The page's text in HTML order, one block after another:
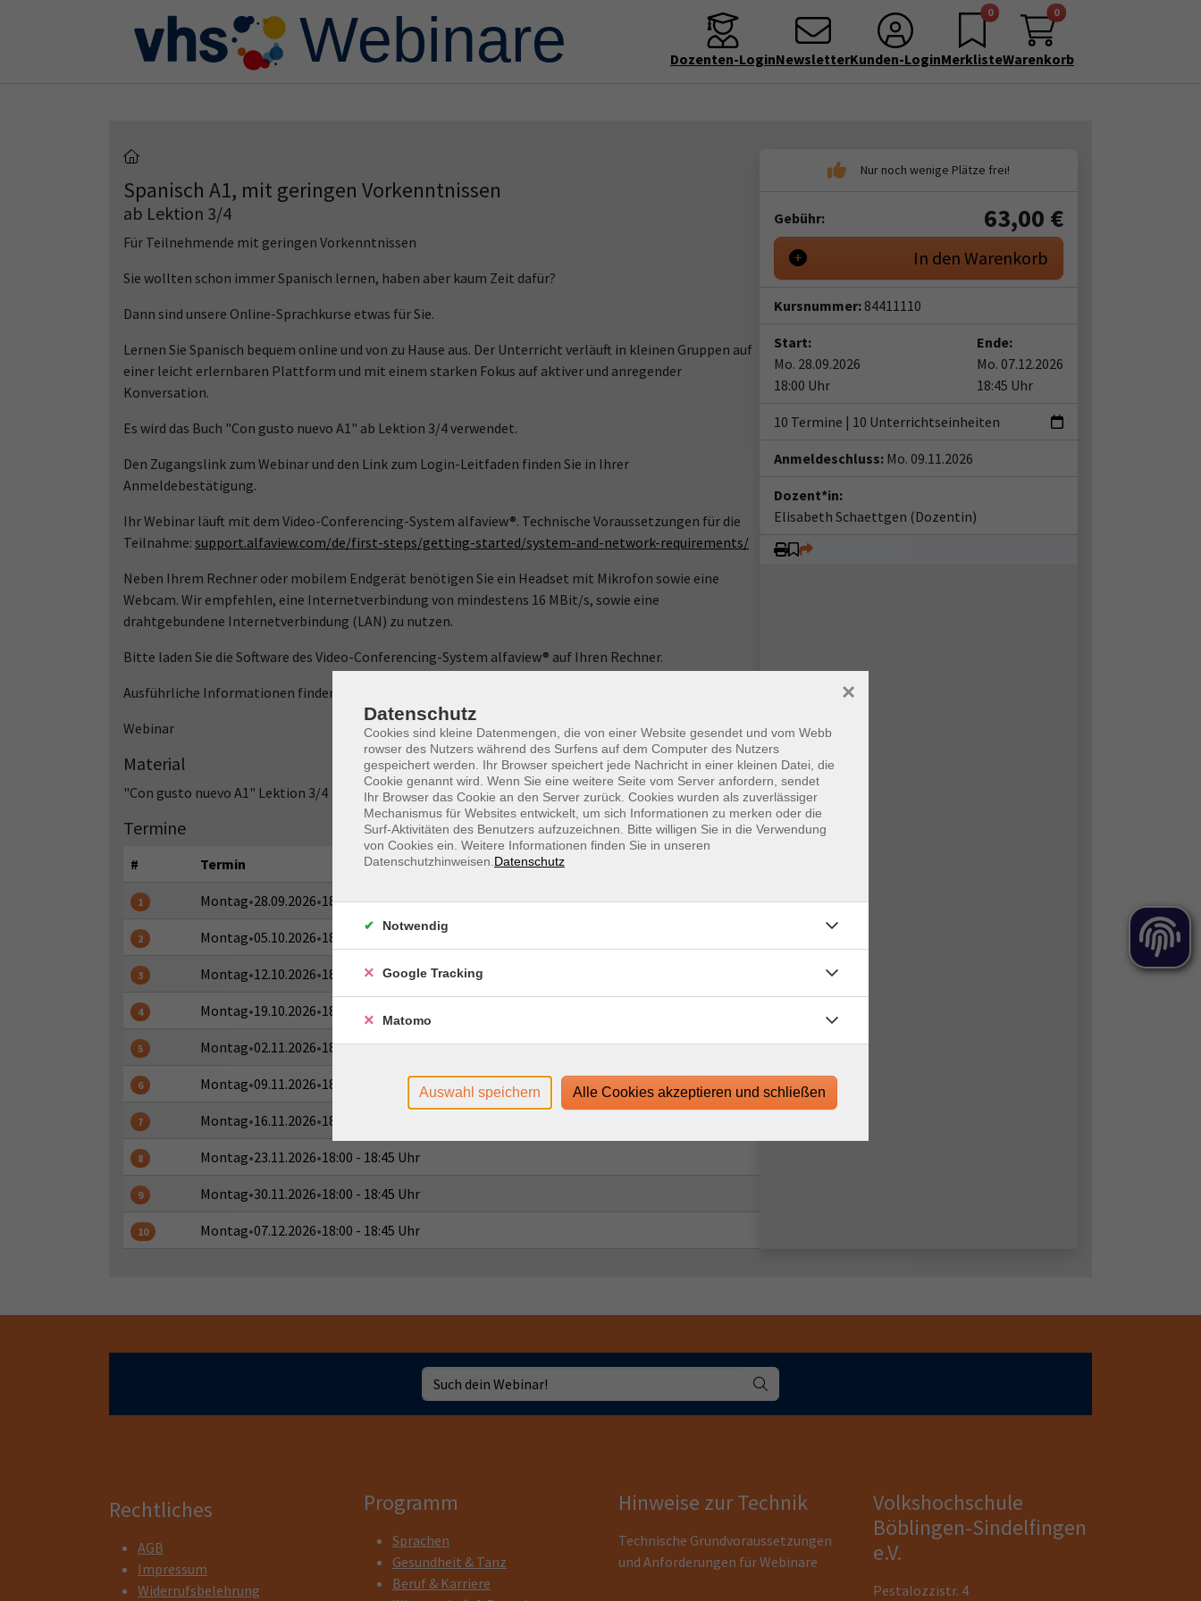
Dozenten-LoginNewsletterKunden-Login
0
Merkliste
0
Warenkorb
Spanisch A1, mit geringen Vorkenntnissen
ab Lektion 3/4
Für Teilnehmende mit geringen Vorkenntnissen
Sie wollten schon immer Spanisch lernen, haben aber kaum Zeit dafür?
Dann sind unsere Online-Sprachkurse etwas für Sie.
Lernen Sie Spanisch bequem online und von zu Hause aus. Der Unterricht verläuft in kleinen Gruppen auf
einer leicht erlernbaren Plattform und mit einem starken Fokus auf aktiver und anregender
Konversation.
Es wird das Buch "Con gusto nuevo A1" ab Lektion 3/4 verwendet.
Den Zugangslink zum Webinar und den Link zum Login-Leitfaden finden Sie in Ihrer
Anmeldebestätigung.
Ihr Webinar läuft mit dem Video-Conferencing-System alfaview®. Technische Voraussetzungen für die
Teilnahme: support.alfaview.com/de/first-steps/getting-started/system-and-network-requirements/
Neben Ihrem Rechner oder mobilem Endgerät benötigen Sie ein Headset mit Mikrofon sowie eine
Webcam. Wir empfehlen, eine Internetverbindung von mindestens 16 MBit/s, sowie eine
drahtgebundene Internetverbindung (LAN) zu nutzen.
Bitte laden Sie die Software des Video-Conferencing-System alfaview® auf Ihren Rechner.
Ausführliche Informationen finden Sie auf www.webinare-vhs.de unten unter „Hinweise zur Technik“.
Webinar
Material
"Con gusto nuevo A1" Lektion 3/4
Termine
# Termin
1 Montag•28.09.2026•18:00 - 18:45 Uhr
2 Montag•05.10.2026•18:00 - 18:45 Uhr
3 Montag•12.10.2026•18:00 - 18:45 Uhr
4 Montag•19.10.2026•18:00 - 18:45 Uhr
5 Montag•02.11.2026•18:00 - 18:45 Uhr
6 Montag•09.11.2026•18:00 - 18:45 Uhr
7 Montag•16.11.2026•18:00 - 18:45 Uhr
8 Montag•23.11.2026•18:00 - 18:45 Uhr
9 Montag•30.11.2026•18:00 - 18:45 Uhr
10 Montag•07.12.2026•18:00 - 18:45 Uhr
Gebühr: 63,00 €
In den Warenkorb
Kursnummer: 84411110
Start:
Mo. 28.09.2026
18:00 Uhr
Ende:
Mo. 07.12.2026
18:45 Uhr
10 Termine | 10 Unterrichtseinheiten
Anmeldeschluss: Mo. 09.11.2026
Dozent*in:
Elisabeth Schaettgen (Dozentin)
Rechtliches
AGB
Impressum
Widerrufsbelehrung
Programm
Sprachen
Gesundheit & Tanz
Beruf & Karriere
Hinweise zur Technik
Technische Grundvoraussetzungen
und Anforderungen für Webinare
Volkshochschule
Böblingen-Sindelfingen
e.V.
Pestalozzistr. 4
Datenschutz
Cookies sind kleine Datenmengen, die von einer Website gesendet und vom Webb
rowser des Nutzers während des Surfens auf dem Computer des Nutzers
gespeichert werden. Ihr Browser speichert jede Nachricht in einer kleinen Datei, die
Cookie genannt wird. Wenn Sie eine weitere Seite vom Server anfordern, sendet
Ihr Browser das Cookie an den Server zurück. Cookies wurden als zuverlässiger
Mechanismus für Websites entwickelt, um sich Informationen zu merken oder die
Surf-Aktivitäten des Benutzers aufzuzeichnen. Bitte willigen Sie in die Verwendung
von Cookies ein. Weitere Informationen finden Sie in unseren
Datenschutzhinweisen. Datenschutz
×
Notwendig
Google Tracking
Matomo
Auswahl speichern Alle Cookies akzeptieren und schließen